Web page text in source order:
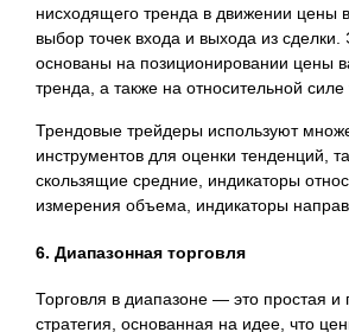
нисходящего тренда в движении цены
выбор точек входа и выхода из сделки.
основаны на позиционировании цены
тренда, а также на относительной силе
Трендовые трейдеры используют
инструментов для оценки тенденций,
скользящие средние, индикаторы
измерения объема, индикаторы
6. Диапазонная торговля
Торговля в диапазоне — это простая и
стратегия, основанная на идее, что